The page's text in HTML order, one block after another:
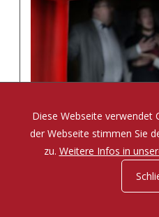
Eine Komödie von Tom
Diese Webseite verwendet
der Webseite stimmen Sie
zu. Weitere Infos in